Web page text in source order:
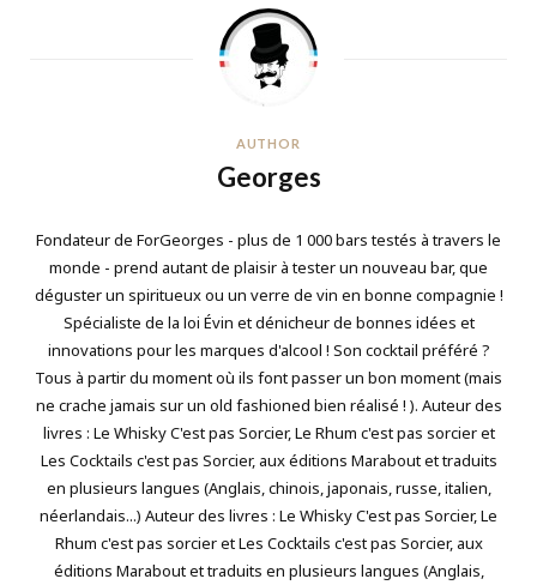
AUTHOR
Georges
Fondateur de ForGeorges - plus de 1 000 bars testés à travers le
monde - prend autant de plaisir à tester un nouveau bar, que
déguster un spiritueux ou un verre de vin en bonne compagnie !
Spécialiste de la loi Évin et dénicheur de bonnes idées et
innovations pour les marques d'alcool ! Son cocktail préféré ?
Tous à partir du moment où ils font passer un bon moment (mais
ne crache jamais sur un old fashioned bien réalisé ! ). Auteur des
livres : Le Whisky C'est pas Sorcier, Le Rhum c'est pas sorcier et
Les Cocktails c'est pas Sorcier, aux éditions Marabout et traduits
en plusieurs langues (Anglais, chinois, japonais, russe, italien,
néerlandais...) Auteur des livres : Le Whisky C'est pas Sorcier, Le
Rhum c'est pas sorcier et Les Cocktails c'est pas Sorcier, aux
éditions Marabout et traduits en plusieurs langues (Anglais,